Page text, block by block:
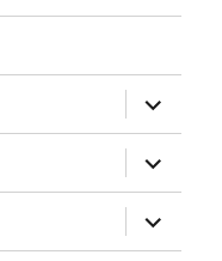
öffnen
öffnen
öffnen